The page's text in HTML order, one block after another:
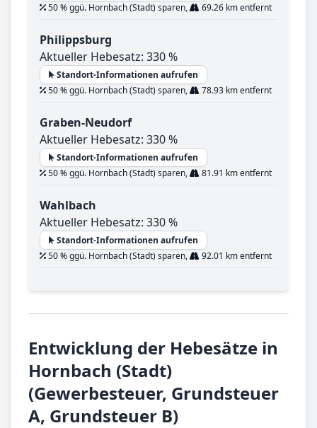
50 % ggü. Hornbach (Stadt) sparen,
69.26 km entfernt
Philippsburg
Aktueller Hebesatz: 330 %
Standort-Informationen aufrufen
50 % ggü. Hornbach (Stadt) sparen,
78.93 km entfernt
Graben-Neudorf
Aktueller Hebesatz: 330 %
Standort-Informationen aufrufen
50 % ggü. Hornbach (Stadt) sparen,
81.91 km entfernt
Wahlbach
Aktueller Hebesatz: 330 %
Standort-Informationen aufrufen
50 % ggü. Hornbach (Stadt) sparen,
92.01 km entfernt
Entwicklung der Hebesätze in
Hornbach (Stadt)
(Gewerbesteuer, Grundsteuer
A, Grundsteuer B)